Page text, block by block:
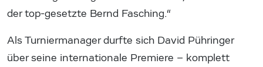
der top-gesetzte Bernd Fasching.“
Als Turniermanager durfte sich David Pühringer
über seine internationale Premiere – komplett